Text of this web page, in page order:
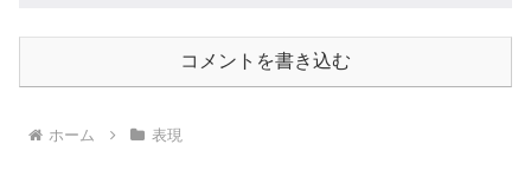
コメントを書き込む
ホーム 表現